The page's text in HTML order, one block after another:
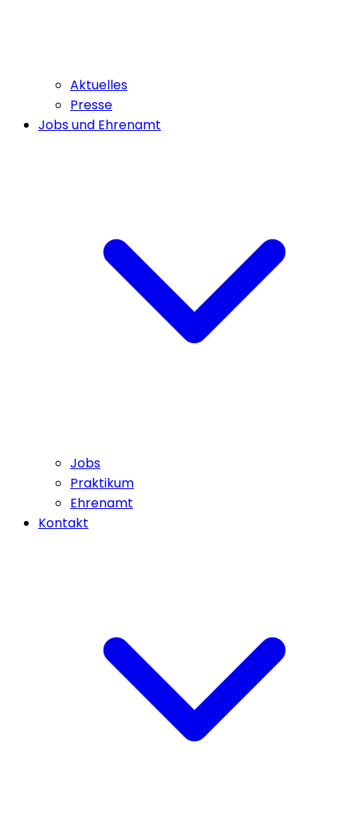
Aktuelles
Presse
Jobs und Ehrenamt
Jobs
Praktikum
Ehrenamt
Kontakt